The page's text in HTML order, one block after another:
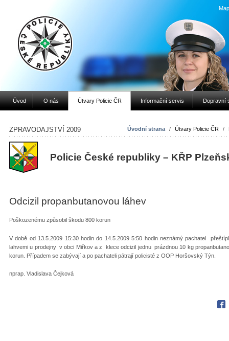
Úvod O nás Útvary Policie ČR Informační servis Dopravní
Úvodní strana / Útvary Policie ČR /
ZPRAVODAJSTVÍ 2009
Policie České republiky – KŘP
Odcizil propanbutanovou láhev
Poškozenému způsobil škodu 800 korun
V době od 13.5.2009 15:30 hodin do 14.5.2009 5:50 hodin neznámý pachatel
lahvemi u prodejny v obci Miřkov a z klece odcizil jednu prázdnou 10 kg
korun. Případem se zabývají a po pachateli pátrají policisté z OOP Horšovský Týn.
nprap. Vladislava Čejková